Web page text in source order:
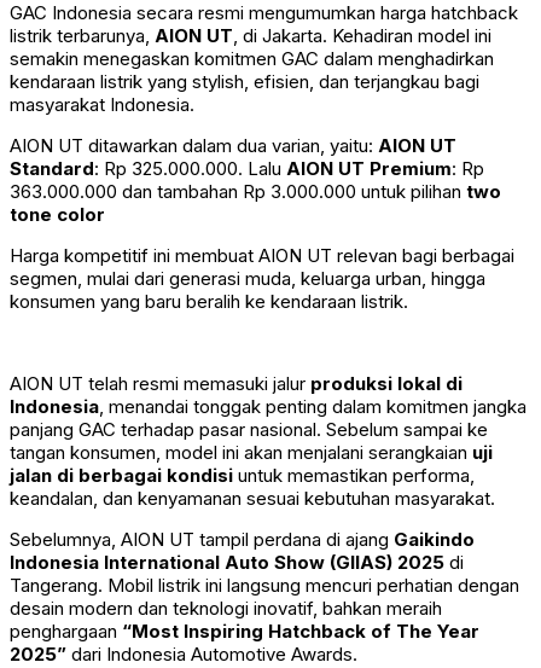
GAC Indonesia secara resmi mengumumkan harga hatchback
listrik terbarunya, AION UT, di Jakarta. Kehadiran model ini
semakin menegaskan komitmen GAC dalam menghadirkan
kendaraan listrik yang stylish, efisien, dan terjangkau bagi
masyarakat Indonesia.
AION UT ditawarkan dalam dua varian, yaitu: AION UT
Standard: Rp 325.000.000. Lalu AION UT Premium: Rp
363.000.000 dan tambahan Rp 3.000.000 untuk pilihan two
tone color
Harga kompetitif ini membuat AION UT relevan bagi berbagai
segmen, mulai dari generasi muda, keluarga urban, hingga
konsumen yang baru beralih ke kendaraan listrik.
AION UT telah resmi memasuki jalur produksi lokal di
Indonesia, menandai tonggak penting dalam komitmen jangka
panjang GAC terhadap pasar nasional. Sebelum sampai ke
tangan konsumen, model ini akan menjalani serangkaian uji
jalan di berbagai kondisi untuk memastikan performa,
keandalan, dan kenyamanan sesuai kebutuhan masyarakat.
Sebelumnya, AION UT tampil perdana di ajang Gaikindo
Indonesia International Auto Show (GIIAS) 2025 di
Tangerang. Mobil listrik ini langsung mencuri perhatian dengan
desain modern dan teknologi inovatif, bahkan meraih
penghargaan “Most Inspiring Hatchback of The Year
2025” dari Indonesia Automotive Awards.